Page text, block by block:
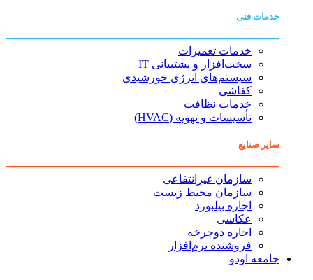
خدمات فنی
خدمات تعمیرات
سخت‌افزار و پشتیبانی IT
سیستم‌های انرژی خورشیدی
کفاشی
خدمات نظافت
تأسیسات و تهویه (HVAC)
سایر صنایع
سازمان غیرانتفاعی
سازمان محیط زیست
اجاره بیلبورد
عکاسی
اجاره دوچرخه
فروشنده نرم‌افزار
جامعه اودو